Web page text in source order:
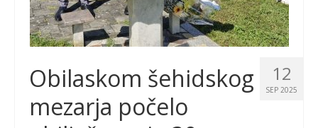
12
SEP 2025
Obilaskom šehidskog
mezarja počelo